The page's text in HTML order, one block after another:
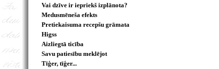
Vai dzīve ir iepriekš izplānota?
Medusmēneša efekts
Pretiekaisuma recepšu grāmata
Higss
Aizliegtā ticība
Savu patiesību meklējot
Tīģer, tīģer...